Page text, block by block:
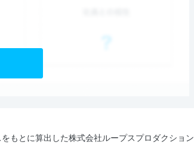
もとに算出した株式会社ループスプロダクション